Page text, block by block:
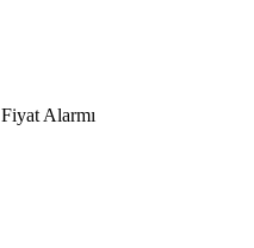
Fiyat Alarmı